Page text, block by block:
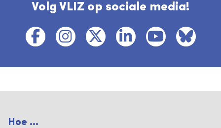
Volg VLIZ op sociale media!
Hoe ...